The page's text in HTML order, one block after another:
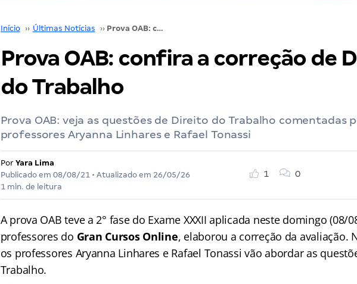
Início ›› Últimas Notícias ›› Prova OAB: confira a correção de Direito do Trabalho
Prova OAB: confira a correção de
do Trabalho
Prova OAB: veja as questões de Direito do Trabalho comentadas
professores Aryanna Linhares e Rafael Tonassi
Por Yara Lima
Publicado em 08/08/21• Atualizado em 26/05/26
1 min. de leitura
1 0
A prova OAB teve a 2° fase do Exame XXXII aplicada neste domingo (08/
professores do Gran Cursos Online, elaborou a correção da avaliação.
os professores Aryanna Linhares e Rafael Tonassi vão abordar as
Trabalho.